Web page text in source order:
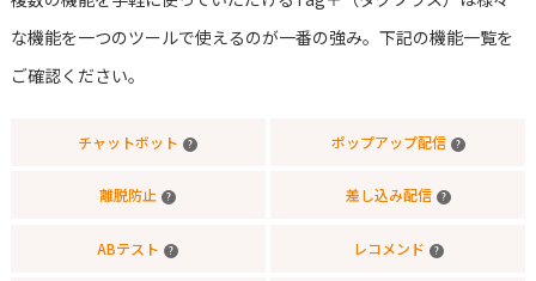
な機能を一つのツールで使えるのが一番の強み。下記の機能一覧を
ご確認ください。
チャットボット ? ポップアップ配信 ?
離脱防止 ? 差し込み配信 ?
ABテスト ? レコメンド ?